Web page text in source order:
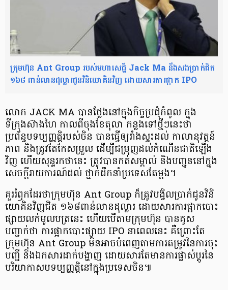
ក្រុមហ៊ុន Ant Group របស់មហាសេដ្ឋី Jack Ma នឹងសងប្រាក់ជិត
១៦៨ ពាន់លានដុល្លារ​ជូនវិនិយោគិនវិញ ដោយសារការផ្អាក IPO
លោក JACK MA បានថ្លែងនៅក្នុងកិច្ចប្រជុំកំពូល ក្នុង
ទីក្រុងស៊ាងហៃ កាលពីចុងខែតុលា កន្លងទៅថ្មីៗនេះថា
ប្រព័ន្ធបទប្បញ្ញត្តិរបស់ចិន បានធ្វើឲ្យរាំងស្ទះដល់ កាលានុវត្តន៍
ភាព និងត្រូវតែកែសម្រួល ដើម្បីជម្រុញដល់កំណើនជាតិឡើង
វិញ ហើយសុន្ទរកថានេះ ត្រូវបានកត់សម្គាល់ និងបញ្ជូននៅក្នុង
សេចក្តីរាយការណ៍ដល់ ថ្នាក់ដឹកនាំប្រទេសតែម្តង។
គួររំឭក​ដែរថាក្រុមហ៊ុន Ant Group ក៏ត្រូវបង្វិលប្រាក់ជូនវិនិ
យោគិនវិញជិត ១៦៨ពាន់លានដុល្លារ ដោយសារការផ្អាកបោះ
ផ្សាយលក់មូលបត្រនេះ ហើយបើតាមក្រុមហ៊ុន បានគូស
បញ្ជាក់ថា ការផ្អាកបោះផ្សាយ IPO នាពេលនេះ គឺព្រោះតែ
ក្រុមហ៊ុន Ant Group មិនអាចបំពេញតាមការតម្រូវនៃការចុះ
បញ្ជី និងឯកសារដាក់បង្ហាញ ដោយសារតែមានការផ្លាស់ប្តូរនៃ
បរិយាកាសបទប្បញ្ញត្តិនៅក្នុងប្រទេសចិន៕